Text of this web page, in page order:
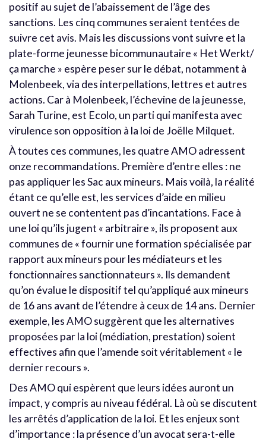
positif au sujet de l’abaissement de l’âge des
sanctions. Les cinq communes seraient tentées de
suivre cet avis. Mais les discussions vont suivre et la
plate-forme jeunesse bicommunautaire « Het Werkt/
ça marche » espère peser sur le débat, notamment à
Molenbeek, via des interpellations, lettres et autres
actions. Car à Molenbeek, l’échevine de la jeunesse,
Sarah Turine, est Ecolo, un parti qui manifesta avec
virulence son opposition à la loi de Joëlle Milquet.
À toutes ces communes, les quatre AMO adressent
onze recommandations. Première d’entre elles : ne
pas appliquer les Sac aux mineurs. Mais voilà, la réalité
étant ce qu’elle est, les services d’aide en milieu
ouvert ne se contentent pas d’incantations. Face à
une loi qu’ils jugent « arbitraire », ils proposent aux
communes de « fournir une formation spécialisée par
rapport aux mineurs pour les médiateurs et les
fonctionnaires sanctionnateurs ». Ils demandent
qu’on évalue le dispositif tel qu’appliqué aux mineurs
de 16 ans avant de l’étendre à ceux de 14 ans. Dernier
exemple, les AMO suggèrent que les alternatives
proposées par la loi (médiation, prestation) soient
effectives afin que l’amende soit véritablement « le
dernier recours ».
Des AMO qui espèrent que leurs idées auront un
impact, y compris au niveau fédéral. Là où se discutent
les arrêtés d’application de la loi. Et les enjeux sont
d’importance : la présence d’un avocat sera-t-elle